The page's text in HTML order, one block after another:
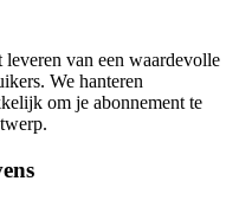
van een waardevolle
We hanteren
om je abonnement te